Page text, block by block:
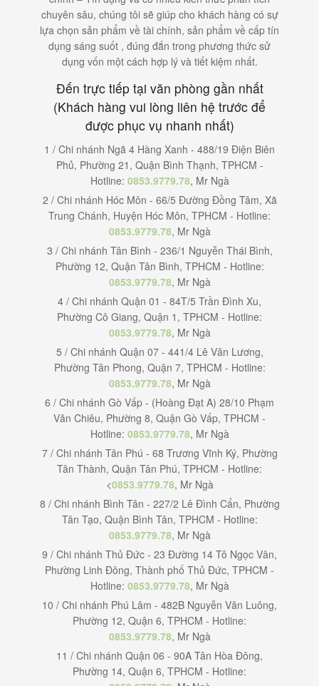
chuyên sâu, chúng tôi sẽ giúp cho khách hàng có sự
lựa chọn sản phẩm về tài chính, sản phẩm về cấp tín
dụng sáng suốt , đúng đắn trong phương thức sử
dụng vốn một cách hợp lý và tiết kiệm nhất.
Đến trực tiếp tại văn phòng gần nhất
(Khách hàng vui lòng liên hệ trước để
được phục vụ nhanh nhất)
1 / Chi nhánh Ngã 4 Hàng Xanh - 488/19 Điện Biên
Phủ, Phường 21, Quận Bình Thạnh, TPHCM -
Hotline: 0853.9779.78, Mr Ngà
2 / Chi nhánh Hóc Môn - 66/5 Đường Đồng Tâm, Xã
Trung Chánh, Huyện Hóc Môn, TPHCM - Hotline:
0853.9779.78, Mr Ngà
3 / Chi nhánh Tân Bình - 236/1 Nguyễn Thái Bình,
Phường 12, Quận Tân Bình, TPHCM - Hotline:
0853.9779.78, Mr Ngà
4 / Chi nhánh Quận 01 - 84T/5 Trần Đình Xu,
Phường Cô Giang, Quận 1, TPHCM - Hotline:
0853.9779.78, Mr Ngà
5 / Chi nhánh Quận 07 - 441/4 Lê Văn Lương,
Phường Tân Phong, Quận 7, TPHCM - Hotline:
0853.9779.78, Mr Ngà
6 / Chi nhánh Gò Vấp - (Hoàng Đạt A) 28/10 Phạm
Văn Chiêu, Phường 8, Quận Gò Vấp, TPHCM -
Hotline: 0853.9779.78, Mr Ngà
7 / Chi nhánh Tân Phú - 68 Trương Vĩnh Ký, Phường
Tân Thành, Quận Tân Phú, TPHCM - Hotline:
<0853.9779.78, Mr Ngà
8 / Chi nhánh Bình Tân - 227/2 Lê Đình Cẩn, Phường
Tân Tạo, Quận Bình Tân, TPHCM - Hotline:
0853.9779.78, Mr Ngà
9 / Chi nhánh Thủ Đức - 23 Đường 14 Tô Ngọc Vân,
Phường Linh Đông, Thành phố Thủ Đức, TPHCM -
Hotline: 0853.9779.78, Mr Ngà
10 / Chi nhánh Phú Lâm - 482B Nguyễn Văn Luông,
Phường 12, Quận 6, TPHCM - Hotline:
0853.9779.78, Mr Ngà
11 / Chi nhánh Quận 06 - 90A Tân Hòa Đông,
Phường 14, Quận 6, TPHCM - Hotline: